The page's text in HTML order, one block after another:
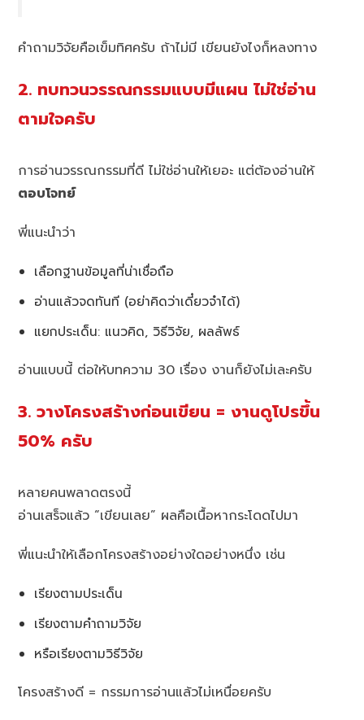
คำถามวิจัยคือเข็มทิศครับ ถ้าไม่มี เขียนยังไงก็หลงทาง
2. ทบทวนวรรณกรรมแบบมีแผน ไม่ใช่อ่าน
ตามใจครับ
การอ่านวรรณกรรมที่ดี ไม่ใช่อ่านให้เยอะ แต่ต้องอ่านให้
ตอบโจทย์
พี่แนะนำว่า
เลือกฐานข้อมูลที่น่าเชื่อถือ
อ่านแล้วจดทันที (อย่าคิดว่าเดี๋ยวจำได้)
แยกประเด็น: แนวคิด, วิธีวิจัย, ผลลัพธ์
อ่านแบบนี้ ต่อให้บทความ 30 เรื่อง งานก็ยังไม่เละครับ
3. วางโครงสร้างก่อนเขียน = งานดูโปรขึ้น
50% ครับ
หลายคนพลาดตรงนี้
อ่านเสร็จแล้ว “เขียนเลย” ผลคือเนื้อหากระโดดไปมา
พี่แนะนำให้เลือกโครงสร้างอย่างใดอย่างหนึ่ง เช่น
เรียงตามประเด็น
เรียงตามคำถามวิจัย
หรือเรียงตามวิธีวิจัย
โครงสร้างดี = กรรมการอ่านแล้วไม่เหนื่อยครับ